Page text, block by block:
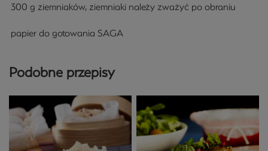
300 g ziemniaków, ziemniaki należy zważyć po obraniu
papier do gotowania SAGA
Podobne przepisy